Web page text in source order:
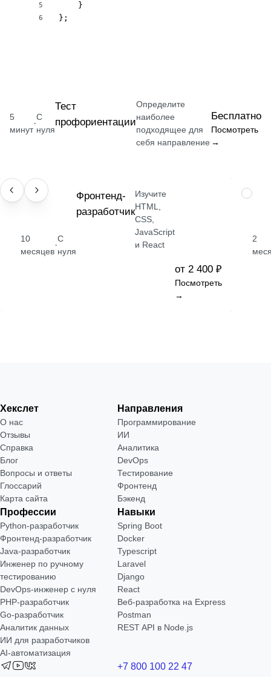
5
6
    }
};
5
минут
·
С
нуля
Тест
профориентации
Определите
наиболее
подходящее для
себя направление
Бесплатно
Посмотреть
→
ПРОФЕССИЯ
10
месяцев
·
С
нуля
Фронтенд-
разработчик
Изучите
HTML,
CSS,
JavaScript
и React
от 2 400 ₽
Посмотреть
→
НАВЫК
2
Хекслет
О нас
Отзывы
Справка
Блог
Вопросы и ответы
Глоссарий
Карта сайта
Направления
Программирование
ИИ
Аналитика
DevOps
Тестирование
Фронтенд
Бэкенд
Профессии
Python-разработчик
Фронтенд-разработчик
Java-разработчик
Инженер по ручному
тестированию
DevOps-инженер с нуля
РНР-разработчик
Go-разработчик
Аналитик данных
ИИ для разработчиков
AI-автоматизация
Навыки
Spring Boot
Docker
Typescript
Laravel
Django
React
Веб-разработка на Express
Postman
REST API в Node.js
+7 800 100 22 47